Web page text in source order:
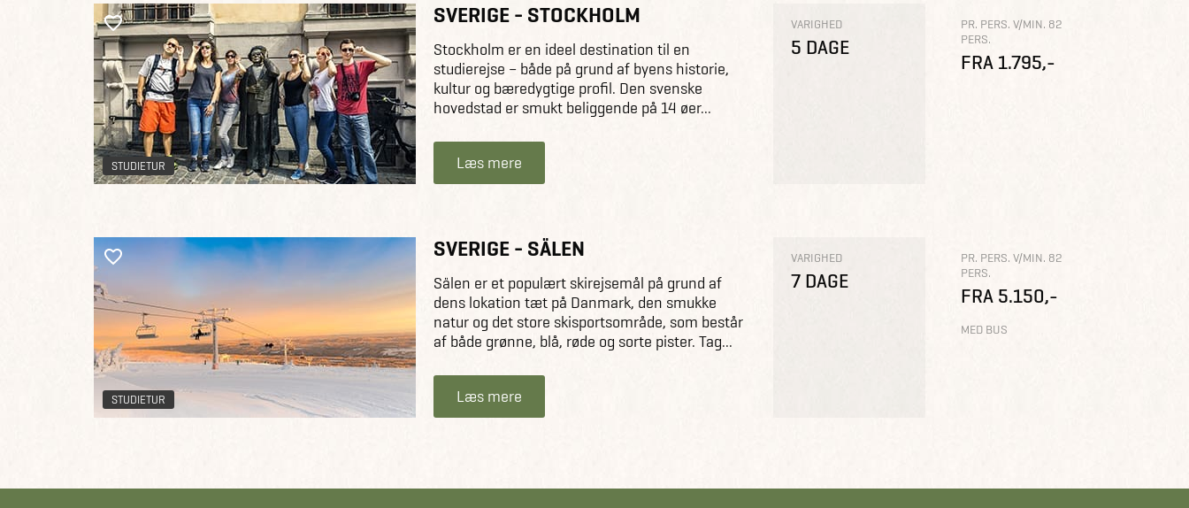
STUDIETUR
SVERIGE - STOCKHOLM
Stockholm er en ideel destination til en
studierejse – både på grund af byens historie,
kultur og bæredygtige profil. Den svenske
hovedstad er smukt beliggende på 14 øer...
Læs mere
VARIGHED
5 DAGE
PR. PERS. V/MIN. 82
PERS.
FRA 1.795,-
STUDIETUR
SVERIGE - SÄLEN
Sälen er et populært skirejsemål på grund af
dens lokation tæt på Danmark, den smukke
natur og det store skisportsområde, som består
af både grønne, blå, røde og sorte pister. Tag...
Læs mere
VARIGHED
7 DAGE
PR. PERS. V/MIN. 82
PERS.
FRA 5.150,-
MED BUS